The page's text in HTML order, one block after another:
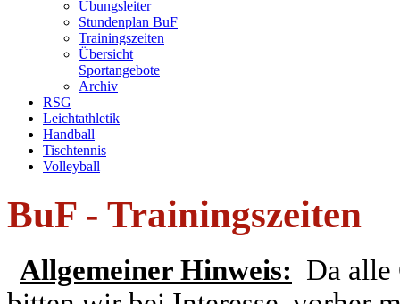
Übungsleiter
Stundenplan BuF
Trainingszeiten
Übersicht
Sportangebote
Archiv
RSG
Leichtathletik
Handball
Tischtennis
Volleyball
BuF - Trainingszeiten
Allgemeiner Hinweis: Da alle